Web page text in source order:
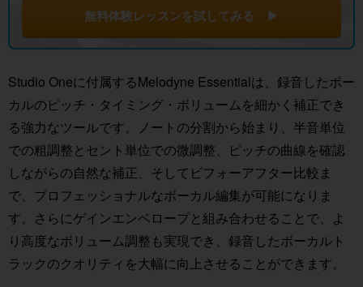
無料体験レッスンを試してみる ▶
Studio Oneに付属するMelodyne Essentialは、録音したボー
カルのピッチ・タイミング・ボリュームを細かく補正でき
る強力なツールです。ノートの分割から始まり、半音単位
での粗調整とセント単位での微調整、ピッチの曲線を確認
しながらの自然な補正、そしてビフォーアフター比較ま
で、プロフェッショナルなボーカル編集が可能になりま
す。さらにゲインエンベロープと組み合わせることで、よ
り高度なボリューム調整も実現でき、録音したボーカルト
ラックのクオリティを大幅に向上させることができます。